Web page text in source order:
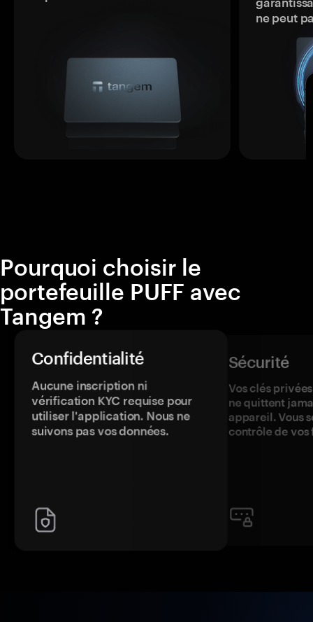
ne peut
Pourquoi choisir le
portefeuille PUFF avec
Tangem ?
Confidentialité
Aucune inscription ni
vérification KYC requise pour
utiliser l'application. Nous ne
suivons pas vos données.
Sécurité
Vos clés
ne quittent
appareil. Vous
contrôle de vos